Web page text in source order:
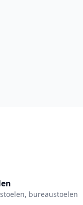
bureaustoelen